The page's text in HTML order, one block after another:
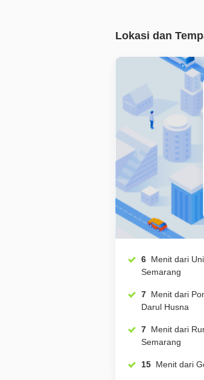
Lokasi dan
6 Menit dari Universitas Muhammadiyah
Semarang
7 Menit dari Pondok Pesantren Modern
Darul Husna
7 Menit dari Rumah Sakit Primaya
Semarang
15